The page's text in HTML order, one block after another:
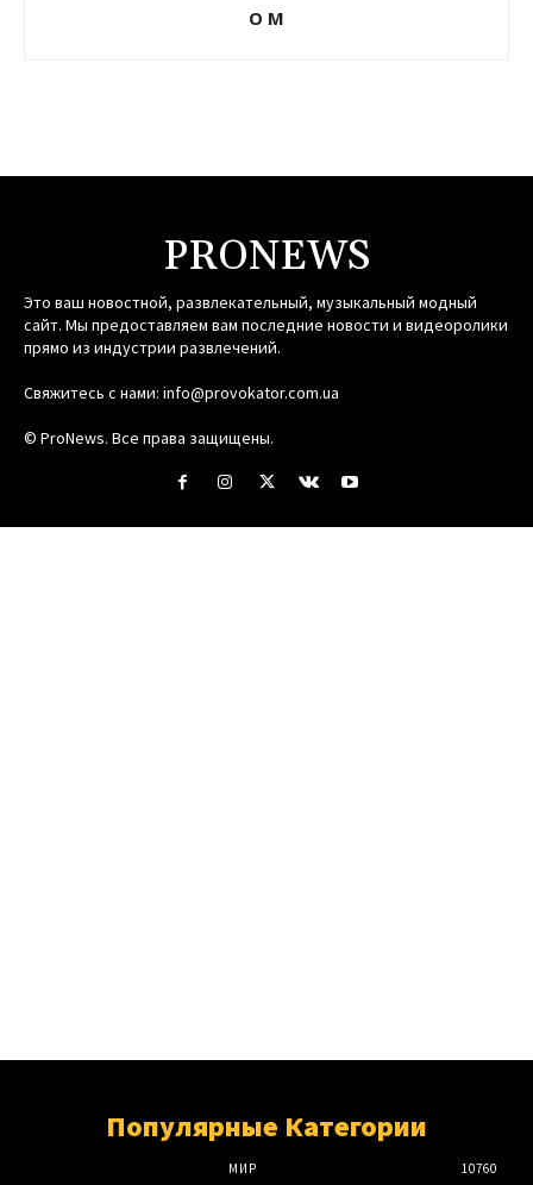
О М
PRONEWS
Это ваш новостной, развлекательный, музыкальный модный
сайт. Мы предоставляем вам последние новости и видеоролики
прямо из индустрии развлечений.
Свяжитесь с нами: info@provokator.com.ua
© ProNews. Все права защищены.
Популярные Категории
МИР 10760